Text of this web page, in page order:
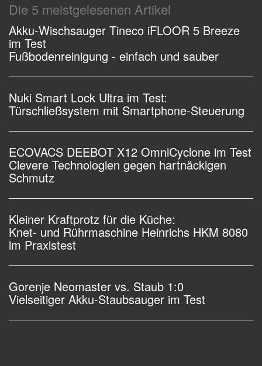
Die 5 meistgelesenen Artikel
Akku-Wischsauger Tineco iFLOOR 5 Breeze
im Test
Fußbodenreinigung - einfach und sauber
Nuki Smart Lock Ultra im Test:
Türschließsystem mit Smartphone-Steuerung
ECOVACS DEEBOT X12 OmniCyclone im Test
Clevere Technologien gegen hartnäckigen
Schmutz
Kleiner Kraftprotz für die Küche:
Knet- und Rührmaschine Heinrichs HKM 8080
im Praxistest
Gorenje Neomaster vs. Staub 1:0
Vielseitiger Akku-Staubsauger im Test